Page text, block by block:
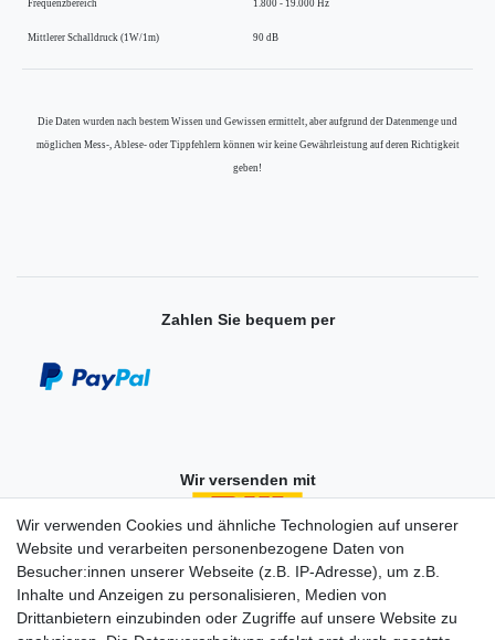
Frequenzbereich 1.800 - 19.000 Hz
Mittlerer Schalldruck (1W/1m) 90 dB
Die Daten wurden nach bestem Wissen und Gewissen ermittelt, aber aufgrund der Datenmenge und
möglichen Mess-, Ablese- oder Tippfehlern können wir keine Gewährleistung auf deren Richtigkeit
geben!
Zahlen Sie bequem per
Wir versenden mit
Einkaufen
Zahlungsarten
Versandarten & -kosten
Wir verwenden Cookies und ähnliche Technologien auf unserer
Website und verarbeiten personenbezogene Daten von
Besucher:innen unserer Webseite (z.B. IP-Adresse), um z.B.
Inhalte und Anzeigen zu personalisieren, Medien von
Drittanbietern einzubinden oder Zugriffe auf unsere Website zu